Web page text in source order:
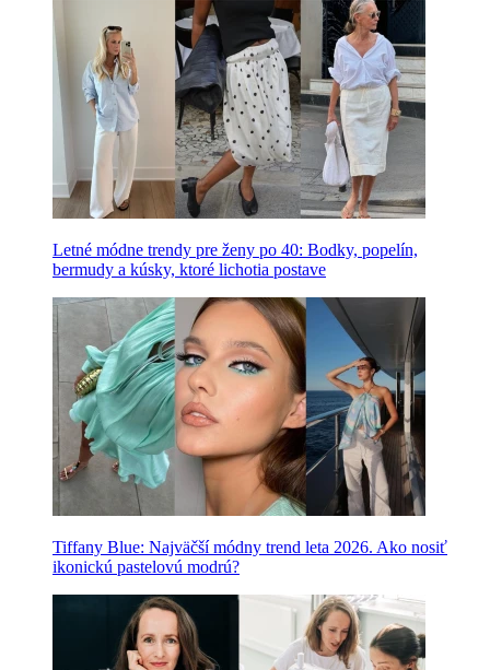
Letné módne trendy pre ženy po 40: Bodky, popelín,
bermudy a kúsky, ktoré lichotia postave
Tiffany Blue: Najväčší módny trend leta 2026. Ako nosiť
ikonickú pastelovú modrú?